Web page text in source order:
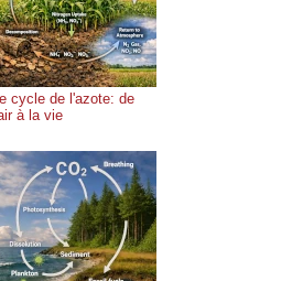
cycle de l'azote: de
à la vie